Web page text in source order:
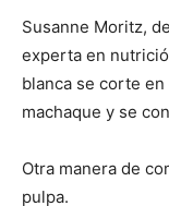
Susanne Moritz,
experta en
blanca se corte en
machaque y se
Otra manera de
pulpa.